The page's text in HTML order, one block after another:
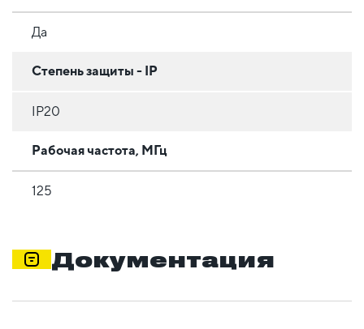
Да
Степень защиты - IP
IP20
Рабочая частота, МГц
125
Документация